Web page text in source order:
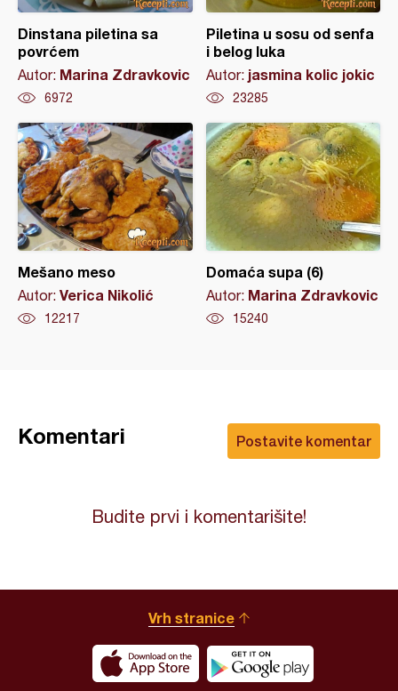
Dinstana piletina sa
povrćem
Autor: Marina Zdravkovic
6972
Piletina u sosu od senfa
i belog luka
Autor: jasmina kolic jokic
23285
Mešano meso
Autor: Verica Nikolić
12217
Domaća supa (6)
Autor: Marina Zdravkovic
15240
Postavite komentar
Komentari
Budite prvi i komentarišite!
Vrh stranice